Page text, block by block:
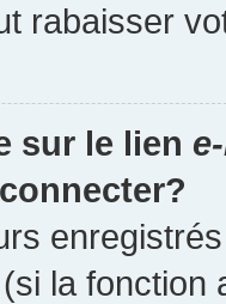
rabaisser
sur le lien
la